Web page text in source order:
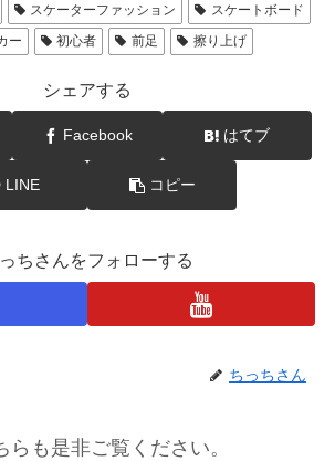
スケーターファッション
スケートボード
ー 初心者 前足 擦り上げ
シェアする
Facebook はてブ
LINE コピー
ちさんをフォローする
ちっちさん
らも是非ご覧ください。